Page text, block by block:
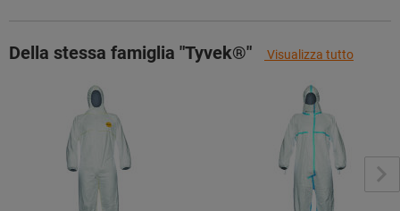
Della stessa famiglia "Tyvek®" Visualizza tutto